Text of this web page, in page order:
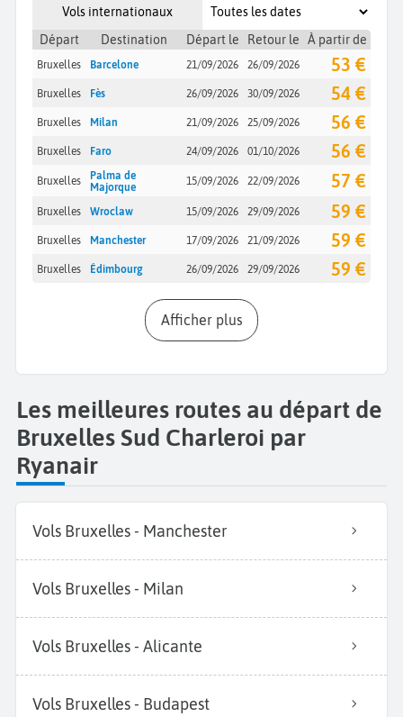
Vols internationaux
Départ
Destination Départ le Retour le À partir de
Bruxelles Barcelone 21/09/2026 26/09/2026 53 €
Bruxelles Fès 26/09/2026 30/09/2026 54 €
Bruxelles Milan 21/09/2026 25/09/2026 56 €
Bruxelles Faro 24/09/2026 01/10/2026 56 €
Bruxelles
Palma de
Majorque
15/09/2026 22/09/2026 57 €
Bruxelles Wroclaw 15/09/2026 29/09/2026 59 €
Bruxelles Manchester 17/09/2026 21/09/2026 59 €
Bruxelles Édimbourg 26/09/2026 29/09/2026 59 €
Afficher plus
Les meilleures routes au départ de
Bruxelles Sud Charleroi par
Ryanair
Vols Bruxelles - Manchester
Vols Bruxelles - Milan
Vols Bruxelles - Alicante
Vols Bruxelles - Budapest